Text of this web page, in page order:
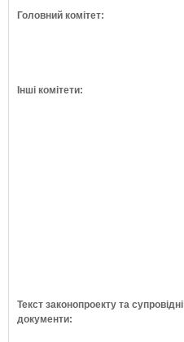
Головний комітет:
Інші комітети:
Текст законопроекту та супровідні
документи: